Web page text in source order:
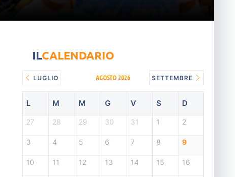
ILCALENDARIO
LUGLIO AGOSTO 2026 SETTEMBRE
L M M G V S D
27 28 29 30 31 1 2
3 4 5 6 7 8 9
10 11 12 13 14 15 16